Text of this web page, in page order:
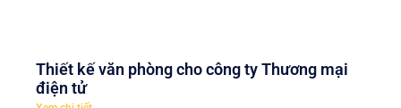
Thiết kế văn phòng cho công ty Thương mại
điện tử